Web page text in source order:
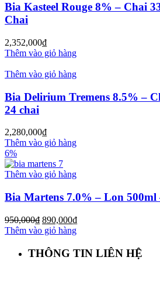
Bia Kasteel Rouge 8% – Chai
Chai
2,352,000₫
Thêm vào giỏ hàng
Thêm vào giỏ hàng
Bia Delirium Tremens 8.5% –
24 chai
2,280,000₫
Thêm vào giỏ hàng
6%
Thêm vào giỏ hàng
Bia Martens 7.0% – Lon
950,000₫ 890,000₫
Thêm vào giỏ hàng
THÔNG TIN LIÊN HỆ